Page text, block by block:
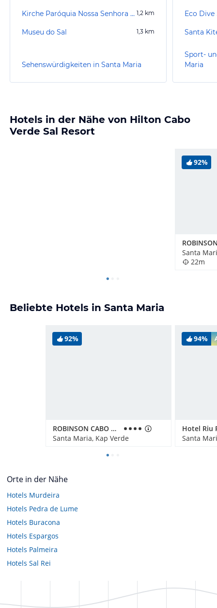
Kirche Paróquia Nossa Senhora das Dores–Sal 1,2 km
Museu do Sal 1,3 km
Sehenswürdigkeiten in Santa Maria
Eco Dive
Santa
Sport-
Maria
Hotels in der Nähe von Hilton Cabo
Verde Sal Resort
92%
Santa
22m
Beliebte Hotels in Santa Maria
92%
ROBINSON CABO VERDE
Santa Maria, Kap Verde
94%
Santa
Orte in der Nähe
Hotels Murdeira
Hotels Pedra de Lume
Hotels Buracona
Hotels Espargos
Hotels Palmeira
Hotels Sal Rei